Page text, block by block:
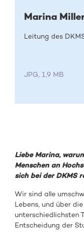
Marina
Leitung des
JPG, 1,9 MB
Liebe Marina,
Menschen an
sich bei der DKMS
Wir sind alle
Lebens, und über
unterschiedlichsten
Entscheidung der